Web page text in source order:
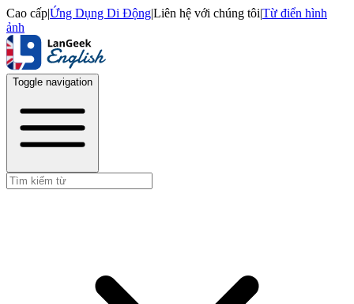
Cao cấp|Ứng Dụng Di Động|Liên hệ với chúng tôi|Từ điển hình
ảnh
Toggle navigation